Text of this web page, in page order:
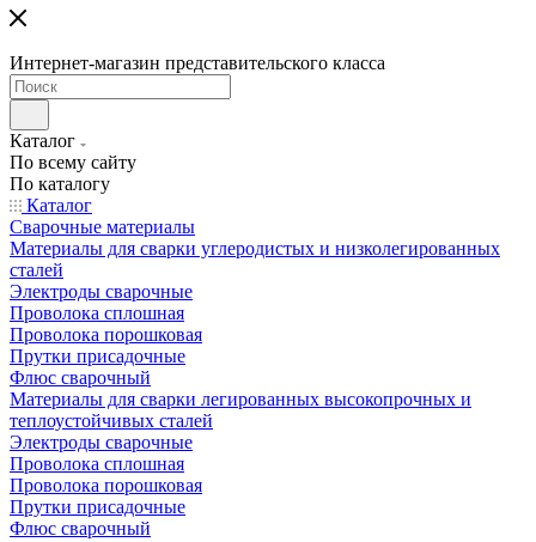
Интернет-магазин представительского класса
Каталог
По всему сайту
По каталогу
Каталог
Сварочные материалы
Материалы для сварки углеродистых и низколегированных
сталей
Электроды сварочные
Проволока сплошная
Проволока порошковая
Прутки присадочные
Флюс сварочный
Материалы для сварки легированных высокопрочных и
теплоустойчивых сталей
Электроды сварочные
Проволока сплошная
Проволока порошковая
Прутки присадочные
Флюс сварочный